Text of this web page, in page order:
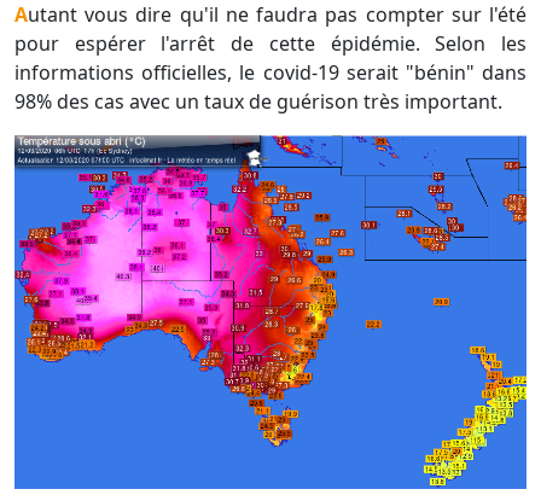
Autant vous dire qu'il ne faudra pas compter sur l'été
pour espérer l'arrêt de cette épidémie. Selon les
informations officielles, le covid-19 serait "bénin" dans
98% des cas avec un taux de guérison très important.